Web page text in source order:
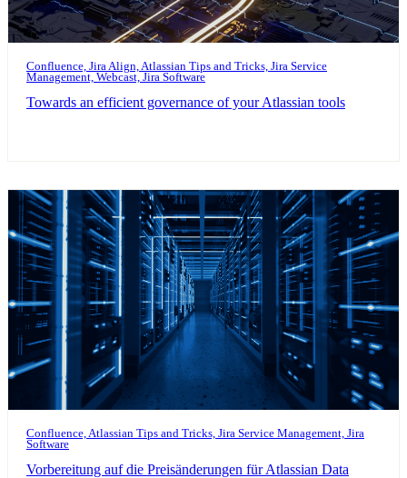
Confluence, Jira Align, Atlassian Tips and Tricks, Jira Service
Management, Webcast, Jira Software
Towards an efficient governance of your Atlassian tools
Confluence, Atlassian Tips and Tricks, Jira Service Management, Jira
Software
Vorbereitung auf die Preisänderungen für Atlassian Data